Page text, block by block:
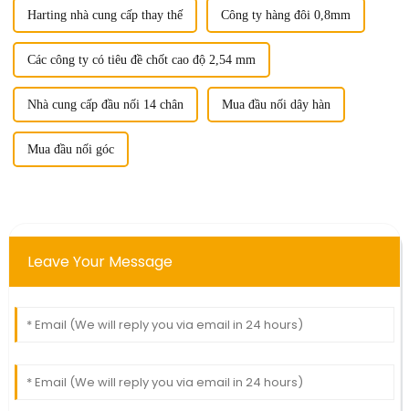
Harting nhà cung cấp thay thế Công ty hàng đôi 0,8mm
Các công ty có tiêu đề chốt cao độ 2,54 mm
Nhà cung cấp đầu nối 14 chân Mua đầu nối dây hàn
Mua đầu nối góc
Leave Your Message